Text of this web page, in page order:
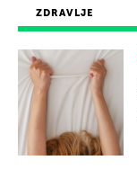
ZDRAVLJE